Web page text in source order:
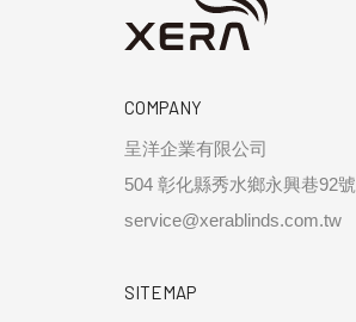
COMPANY
呈洋企業有限公司
504 彰化縣秀水鄉永興巷92號
service@xerablinds.com.tw
SITEMAP